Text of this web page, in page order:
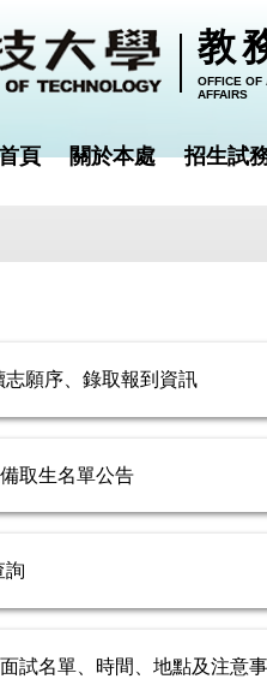
教
OFFICE OF
AFFAIRS
頁 關於本處 招生試
願序、錄取報到資訊
取生名單公告
詢
試名單、時間、地點及注意